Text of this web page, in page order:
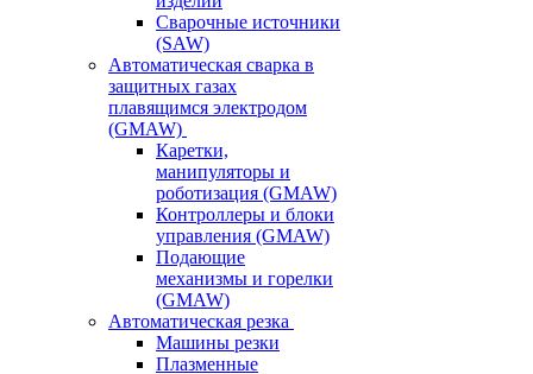
Сварочные источники
(SAW)
Автоматическая сварка в
защитных газах
плавящимся электродом
(GMAW)
Каретки,
манипуляторы и
роботизация (GMAW)
Контроллеры и блоки
управления (GMAW)
Подающие
механизмы и горелки
(GMAW)
Автоматическая резка
Машины резки
Плазменные